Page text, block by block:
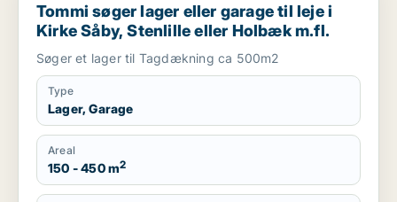
Tommi søger lager eller garage til leje i
Kirke Såby, Stenlille eller Holbæk m.fl.
Søger et lager til Tagdækning ca 500m2
Type
Lager, Garage
Areal
150 - 450 m2